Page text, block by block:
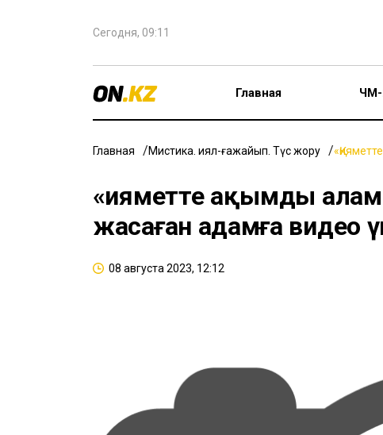
Сегодня, 09:11
Главная ЧМ-
Главная Мистика. Қиял-ғажайып. Түс жору
«Қияметте ақымды
жасаған адамға видео
08 августа 2023, 12:12